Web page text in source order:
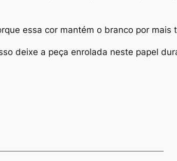
essa cor mantém o branco por mais
deixe a peça enrolada neste papel